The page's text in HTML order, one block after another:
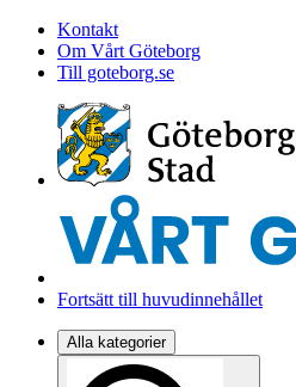
Kontakt
Om Vårt Göteborg
Till goteborg.se
Fortsätt till huvudinnehållet
Alla kategorier